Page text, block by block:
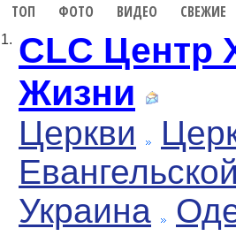
ТОП ФОТО ВИДЕО СВЕЖИЕ
1. CLC Центр
Жизни
Церкви
Евангельской
Украина